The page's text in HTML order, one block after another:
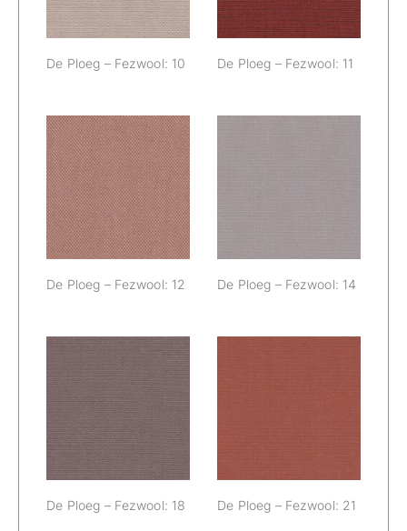
De Ploeg – Fezwool: 10 De Ploeg – Fezwool: 11
De Ploeg –
Fezwool: 12
De Ploeg – Fezwool: 12
Fezwool: 14
De Ploeg – Fezwool: 14
De Ploeg –
Fezwool: 18
De Ploeg – Fezwool: 18 De Ploeg – Fezwool: 21